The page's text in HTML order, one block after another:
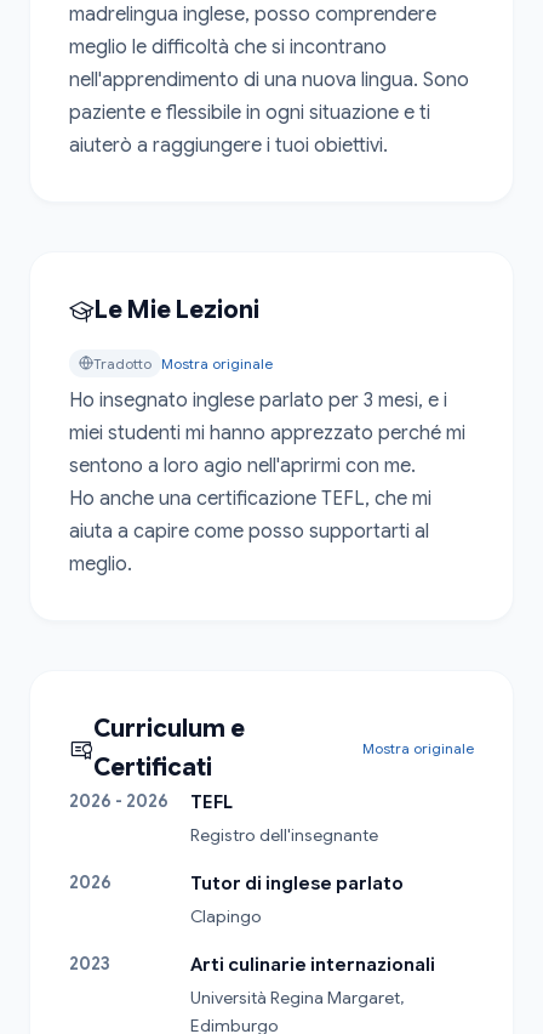
madrelingua inglese, posso comprendere
meglio le difficoltà che si incontrano
nell'apprendimento di una nuova lingua. Sono
paziente e flessibile in ogni situazione e ti
aiuterò a raggiungere i tuoi obiettivi.
Le Mie Lezioni
Tradotto Mostra originale
Ho insegnato inglese parlato per 3 mesi, e i
miei studenti mi hanno apprezzato perché mi
sentono a loro agio nell'aprirmi con me.
Ho anche una certificazione TEFL, che mi
aiuta a capire come posso supportarti al
meglio.
Curriculum e
Certificati
Mostra originale
2026 - 2026
TEFL
Registro dell'insegnante
2026
Tutor di inglese parlato
Clapingo
2023
Arti culinarie internazionali
Università Regina Margaret,
Edimburgo